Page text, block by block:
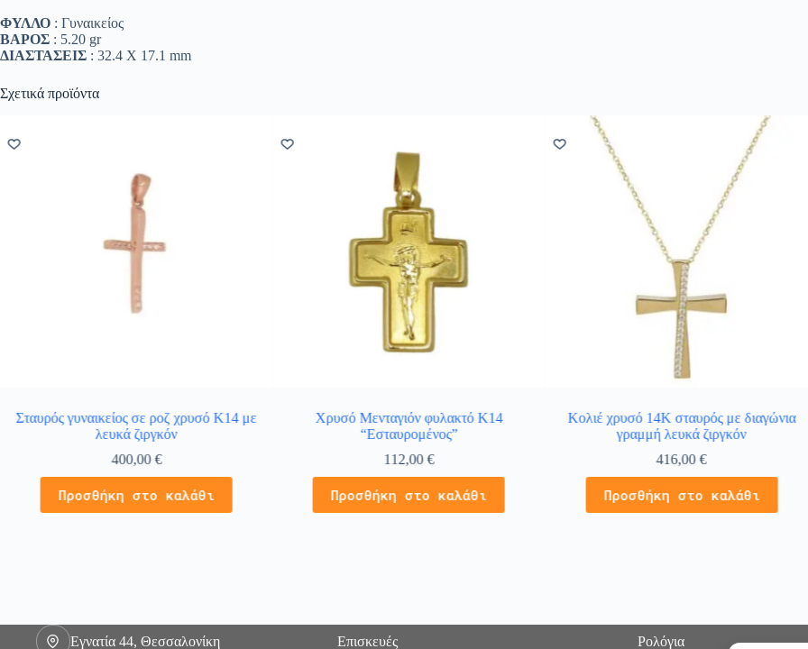
ΦΥΛΛΟ : Γυναικείος
ΒΑΡΟΣ : 5.20 gr
ΔΙΑΣΤΑΣΕΙΣ : 32.4 Χ 17.1 mm
Σχετικά προϊόντα
Σταυρός γυναικείος σε ροζ χρυσό Κ14 με
λευκά ζιργκόν
400,00€
Προσθήκη στο καλάθι
Χρυσό Μενταγιόν φυλακτό Κ14
“Εσταυρομένος”
112,00€
Προσθήκη στο καλάθι
Κολιέ χρυσό 14Κ σταυρός με διαγώνια
γραμμή λευκά ζιργκόν
416,00€
Προσθήκη στο καλάθι
Εγνατία 44, Θεσσαλονίκη Επισκευές Ρολόγια